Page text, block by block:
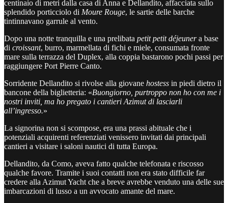
centinaio di metri dalla casa di Anna e Dellandito, affacciata sullo
splendido porticciolo di Moure Rouge, le sartie delle barche
tintinnavano garrule al vento.
Dopo una notte tranquilla e una prelibata petit petit déjeunera base
di croissant, burro, marmellata di fichi e miele, consumata fronte
mare sulla terrazza del Duplex, alla coppia bastarono pochi passi per
raggiungere Port Pierre Canto.
Sorridente Dellandito si rivolse alla giovane hostess in piedi dietro il
bancone della biglietteria: «Buongiorno, purtroppo non ho con me i
nostri inviti, ma ho pregato i cantieri Azimut di lasciarli
all’ingresso.»
La signorina non si scompose, era una prassi abituale che i
potenziali acquirenti referenziati venissero invitati dai principali
cantieri a visitare i saloni nautici di tutta Europa.
Dellandito, da Como, aveva fatto qualche telefonata e riscosso
qualche favore. Tramite i suoi contatti non era stato difficile far
credere alla Azimut Yacht che a breve avrebbe venduto una delle sue
imbarcazioni di lusso a un avvocato amante del mare.